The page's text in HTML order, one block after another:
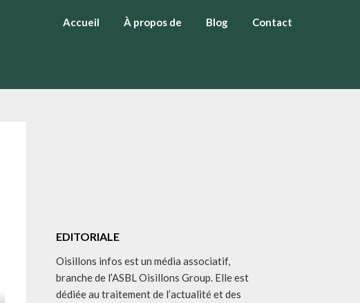
Accueil À propos de Blog Contact
EDITORIALE
Oisillons infos est un média associatif,
branche de l’ASBL Oisillons Group. Elle est
dédiée au traitement de l’actualité et des